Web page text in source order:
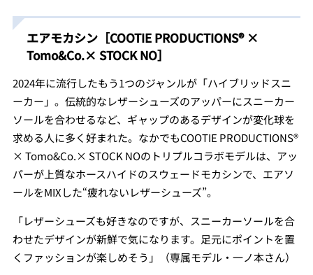
エアモカシン［COOTIE PRODUCTIONS® ×
Tomo&Co.× STOCK NO］
2024年に流行したもう1つのジャンルが「ハイブリッドスニ
ーカー」。伝統的なレザーシューズのアッパーにスニーカー
ソールを合わせるなど、ギャップのあるデザインが変化球を
求める人に多く好まれた。なかでもCOOTIE PRODUCTIONS®
× Tomo&Co.× STOCK NOのトリプルコラボモデルは、アッ
パーが上質なホースハイドのスウェードモカシンで、エアソ
ールをMIXした“疲れないレザーシューズ”。
「レザーシューズも好きなのですが、スニーカーソールを合
わせたデザインが新鮮で気になります。足元にポイントを置
くファッションが楽しめそう」（専属モデル・一ノ本さん）